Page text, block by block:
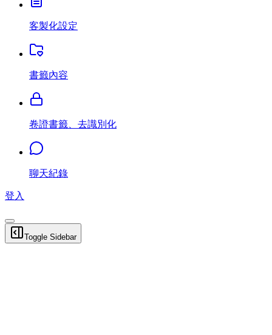
客製化設定
書籤內容
卷證書籤、去識別化
聊天紀錄
登入
Toggle Sidebar